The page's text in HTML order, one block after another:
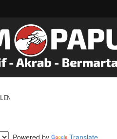
LEMASKO: Pendangkalan Di Pesisir
Powered by Translate